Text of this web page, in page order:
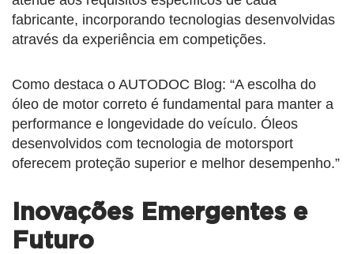
fabricante, incorporando tecnologias desenvolvidas
através da experiência em competições.
Como destaca o AUTODOC Blog: “A escolha do
óleo de motor correto é fundamental para manter a
performance e longevidade do veículo. Óleos
desenvolvidos com tecnologia de motorsport
oferecem proteção superior e melhor desempenho.”
Inovações Emergentes e
Futuro